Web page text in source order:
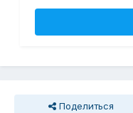
Поделиться